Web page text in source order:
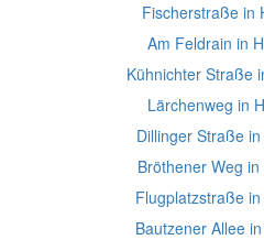
Fischerstraße in
Am Feldrain in
Kühnichter Straße
Lärchenweg in
Dillinger Straße
Bröthener Weg
Flugplatzstraße
Bautzener Allee